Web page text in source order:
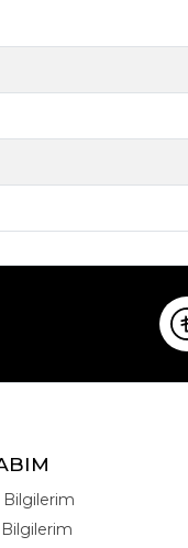
Bilgilerim